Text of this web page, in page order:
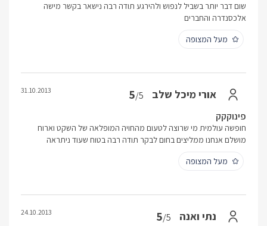
שום דבר יותר בשביל לנפוש ולהירגע תודה רבה נישאר בקשר מישה
אלכסנדרה והחברים
מעל המצופה
אורי מיכל שלב 5/5
31.10.2013
פינוקקק
חופשה עולמית מי שרוצה לטעום מהחויה המופלאה של השקט וארוח
מושלם אנחנו ממליצים בחום לבקר תודה רבה בטוח שעוד ניתראה
מעל המצופה
נתי ואנה 5/5
24.10.2013